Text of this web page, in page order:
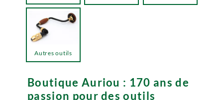
Boutique Auriou : 170 ans de
passion pour des outils
Autres outils